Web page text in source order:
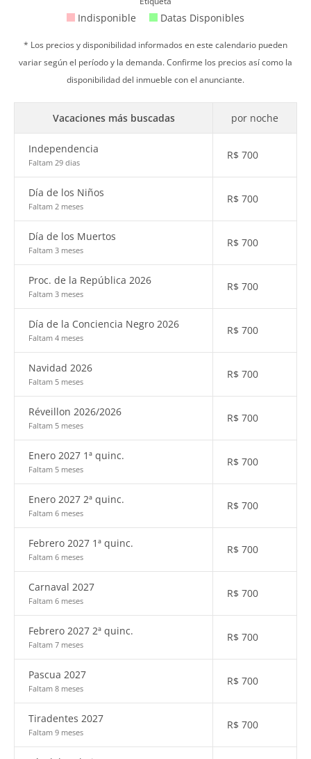
Indisponible Datas Disponibles
* Los precios y disponibilidad informados en este calendario pueden
variar según el período y la demanda. Confirme los precios así como la
disponibilidad del inmueble con el anunciante.
Vacaciones más buscadas por noche
Independencia
Faltam 29 dias
R$ 700
Día de los Niños
Faltam 2 meses
R$ 700
Día de los Muertos
Faltam 3 meses
R$ 700
Proc. de la República 2026
Faltam 3 meses
R$ 700
Día de la Conciencia Negro 2026
Faltam 4 meses
R$ 700
Navidad 2026
Faltam 5 meses
R$ 700
Réveillon 2026/2026
Faltam 5 meses
R$ 700
Enero 2027 1ª quinc.
Faltam 5 meses
R$ 700
Enero 2027 2ª quinc.
Faltam 6 meses
R$ 700
Febrero 2027 1ª quinc.
Faltam 6 meses
R$ 700
Carnaval 2027
Faltam 6 meses
R$ 700
Febrero 2027 2ª quinc.
Faltam 7 meses
R$ 700
Pascua 2027
Faltam 8 meses
R$ 700
Tiradentes 2027
Faltam 9 meses
R$ 700